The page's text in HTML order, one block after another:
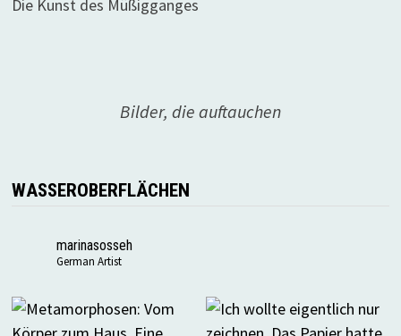
Die Kunst des Müßigganges
Bilder, die auftauchen
WASSEROBERFLÄCHEN
marinasosseh
German Artist